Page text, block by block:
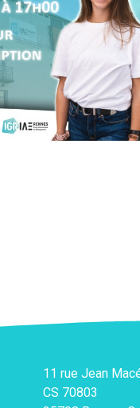
11 rue Jean
CS 70803